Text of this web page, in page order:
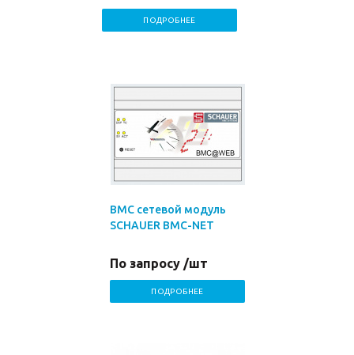
ПОДРОБНЕЕ
BMC сетевой модуль
SCHAUER BMC-NET
По запросу /шт
ПОДРОБНЕЕ